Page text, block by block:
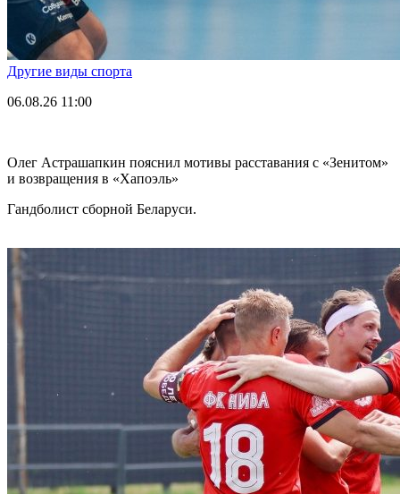
Другие виды спорта
06.08.26 11:00
Олег Астрашапкин пояснил мотивы расставания с «Зенитом»
и возвращения в «Хапоэль»
Гандболист сборной Беларуси.